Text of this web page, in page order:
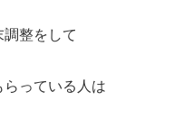
整をして
っている人は